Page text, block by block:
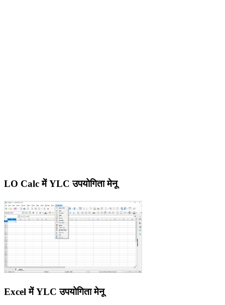
LO Calc में YLC उपयोगिता मेनू
Excel में YLC उपयोगिता मेनू